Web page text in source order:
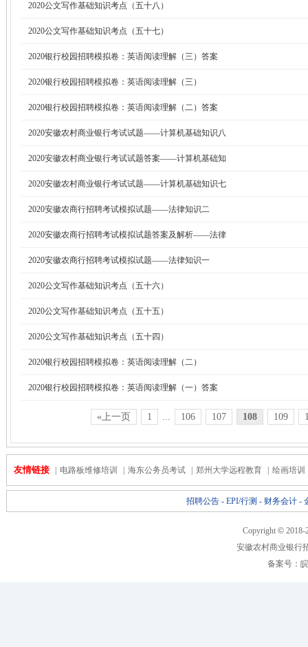
2020公文写作基础知识考点（五十八）
2020公文写作基础知识考点（五十七）
2020银行校园招聘模拟卷：英语阅读理解（三）答案
2020银行校园招聘模拟卷：英语阅读理解（三）
2020银行校园招聘模拟卷：英语阅读理解（二）答案
2020安徽农村商业银行考试试题——计算机基础知识八
2020安徽农村商业银行考试试题答案——计算机基础知
2020安徽农村商业银行考试试题——计算机基础知识七
2020安徽农商行招聘考试模拟试题——法律知识二
2020安徽农商行招聘考试模拟试题答案及解析——法律
2020安徽农商行招聘考试模拟试题——法律知识一
2020公文写作基础知识考点（五十六）
2020公文写作基础知识考点（五十五）
2020公文写作基础知识考点（五十四）
2020银行校园招聘模拟卷：英语阅读理解（二）
2020银行校园招聘模拟卷：英语阅读理解（一）答案
«上一页 1 ... 106 107 108 109
友情链接 电路板维修培训 海东公务员考试 郑州大学远程教育 绘画培训
招聘公告- EPI/行测 - 财务会计-
Copyright © 2018-
安徽农村商业银行
备案号：